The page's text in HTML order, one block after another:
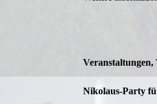
Veranstaltungen,
Nikolaus-Party